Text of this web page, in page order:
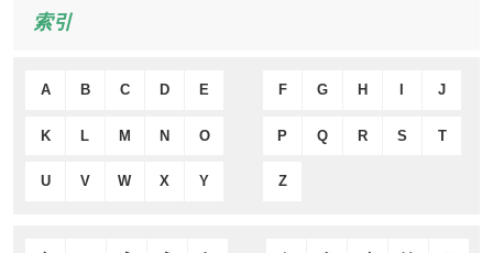
索引
A B C D E F G H J
K L M N O P Q R S T
U V W X Y Z